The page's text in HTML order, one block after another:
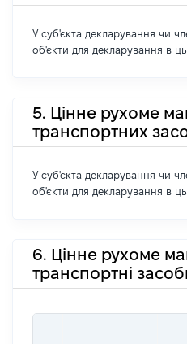
У суб'єкта декларування чи
об'єкти для декларування в
5. Цінне рухоме
транспортних
У суб'єкта декларування чи
об'єкти для декларування в
6. Цінне рухоме
транспортні